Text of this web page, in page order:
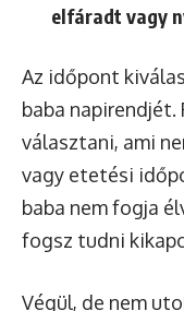
elfáradt vagy
Az időpont
baba
választani, ami
vagy etetési
baba nem fogja
fogsz tudni
Végül, de nem